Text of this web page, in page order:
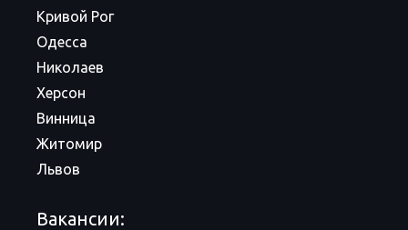
Кривой Рог
Одесса
Николаев
Херсон
Винница
Житомир
Львов
Вакансии: